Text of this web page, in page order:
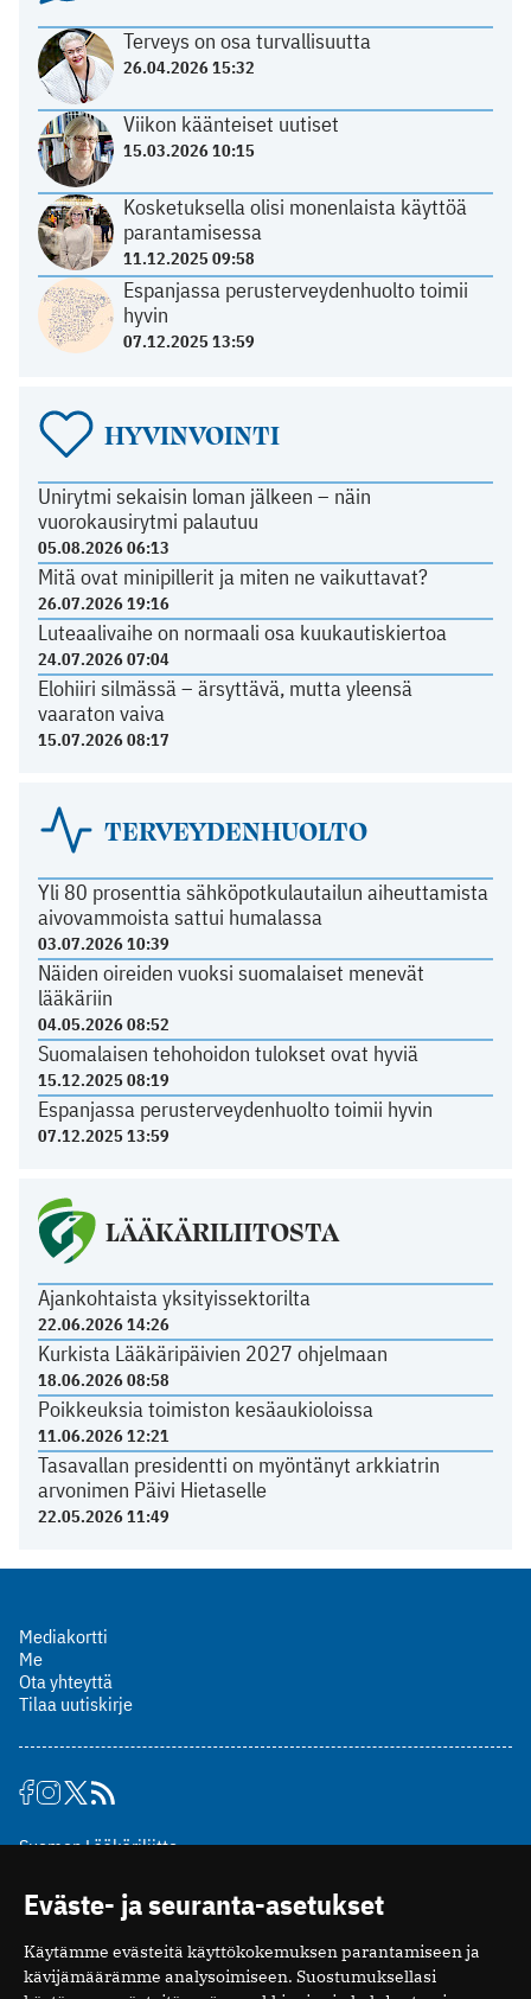
Terveys on osa turvallisuutta
26.04.2026 15:32
Viikon käänteiset uutiset
15.03.2026 10:15
Kosketuksella olisi monenlaista käyttöä
parantamisessa
11.12.2025 09:58
Espanjassa perusterveydenhuolto toimii
hyvin
07.12.2025 13:59
HYVINVOINTI
Unirytmi sekaisin loman jälkeen – näin
vuorokausirytmi palautuu
05.08.2026 06:13
Mitä ovat minipillerit ja miten ne vaikuttavat?
26.07.2026 19:16
Luteaalivaihe on normaali osa kuukautiskiertoa
24.07.2026 07:04
Elohiiri silmässä – ärsyttävä, mutta yleensä
vaaraton vaiva
15.07.2026 08:17
TERVEYDENHUOLTO
Yli 80 prosenttia sähköpotkulautailun aiheuttamista
aivovammoista sattui humalassa
03.07.2026 10:39
Näiden oireiden vuoksi suomalaiset menevät
lääkäriin
04.05.2026 08:52
Suomalaisen tehohoidon tulokset ovat hyviä
15.12.2025 08:19
Espanjassa perusterveydenhuolto toimii hyvin
07.12.2025 13:59
LÄÄKÄRILIITOSTA
Ajankohtaista yksityissektorilta
22.06.2026 14:26
Kurkista Lääkäripäivien 2027 ohjelmaan
18.06.2026 08:58
Poikkeuksia toimiston kesäaukioloissa
11.06.2026 12:21
Tasavallan presidentti on myöntänyt arkkiatrin
arvonimen Päivi Hietaselle
22.05.2026 11:49
Mediakortti
Me
Ota yhteyttä
Tilaa uutiskirje
Suomen Lääkäriliitto
00510 Helsinki
puh. (09) 393 091
toimitus@potilaanlaakarilehti.fi
Eväste- ja seuranta-asetukset
Käytämme evästeitä käyttökokemuksen parantamiseen ja
kävijämäärämme analysoimiseen. Suostumuksellasi